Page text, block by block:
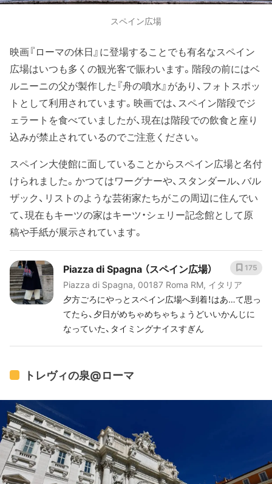
スペイン広場
映画『ローマの休日』に登場することでも有名なスペイン
広場はいつも多くの観光客で賑わいます。階段の前にはベ
ルニーニの父が製作した『舟の噴水』があり、フォトスポッ
トとして利用されています。映画では、スペイン階段でジ
ェラートを食べていましたが、現在は階段での飲食と座り
込みが禁止されているのでご注意ください。
スペイン大使館に面していることからスペイン広場と名付
けられました。かつてはワーグナーや、スタンダール、バル
ザック、リストのような芸術家たちがこの周辺に住んでい
て、現在もキーツの家はキーツ・シェリー記念館として原
稿や手紙が展示されています。
Piazza di Spagna （スペイン広場）
Piazza di Spagna, 00187 Roma RM, イタリア
夕方ごろにやっとスペイン広場へ到着！はあ…て思っ
てたら、夕日がめちゃめちゃちょうどいいかんじに
なっていた、タイミングナイスすぎん
175
トレヴィの泉@ローマ